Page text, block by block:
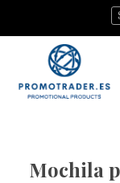
Mochila